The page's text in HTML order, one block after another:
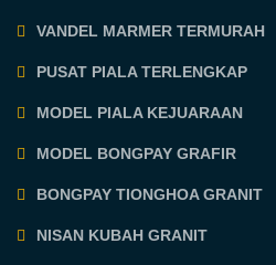
VANDEL MARMER TERMURAH
PUSAT PIALA TERLENGKAP
MODEL PIALA KEJUARAAN
MODEL BONGPAY GRAFIR
BONGPAY TIONGHOA GRANIT
NISAN KUBAH GRANIT